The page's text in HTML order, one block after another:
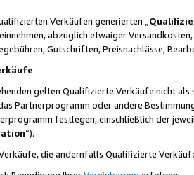
Verkäufen generierten „
abzüglich etwaiger
Gutschriften, Preisnachlässe,
gelten Qualifizierte Verkäufe nicht
Partnerprogramm oder andere
festlegen, einschließlich der
“).
die andernfalls Qualifizierte